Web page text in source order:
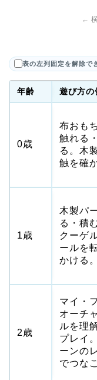
←
表の左列固定を解除で
年齢 遊び方の
0歳
布おも
触れる
る。木
触を確
1歳
木製パ
る・積
クーゲ
ールを
かける。
2歳
マイ・
オーチ
ルを理
プレイ
ーンの
でつな